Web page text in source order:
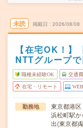
未読 掲載日 2026/08/08
【在宅OK！】
NTTグループ
職種未経験OK 交通
在宅・リモート
勤務地
東京都港区
浜松町駅
出(東京都)